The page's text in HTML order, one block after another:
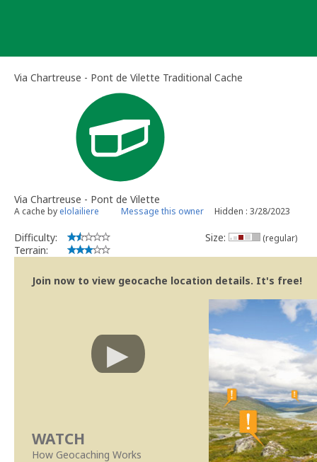
Via Chartreuse - Pont de Vilette Traditional Cache
Via Chartreuse - Pont de Vilette
A cache by elolailiere Message this owner Hidden : 3/28/2023
Difficulty:
Terrain:
Size: (regular)
Join now to view geocache location details. It's free!
WATCH
How Geocaching Works